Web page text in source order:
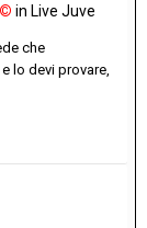
in Live Juve
che
lo devi provare,